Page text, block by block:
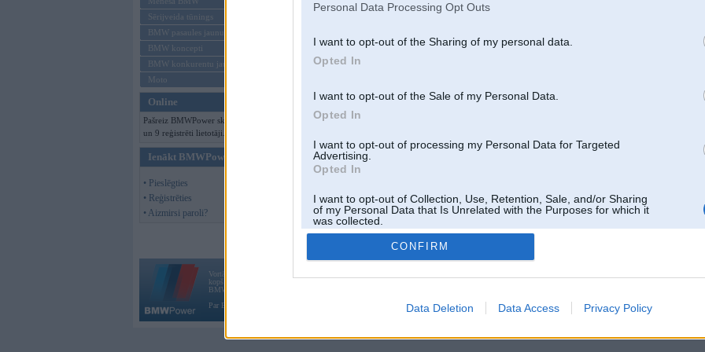
Personal Data Processing Opt Outs
I want to opt-out of the Sharing of my personal data.
Opted In
I want to opt-out of the Sale of my Personal Data.
Opted In
I want to opt-out of processing my Personal Data for Targeted
Advertising.
Opted In
I want to opt-out of Collection, Use, Retention, Sale, and/or Sharing
of my Personal Data that Is Unrelated with the Purposes for which it
was collected.
Opted Out
CONFIRM
Data Deletion Data Access Privacy Policy
Sērijveida tūnings
BMW pasaules jaunumi
BMW koncepti
BMW konkurentu jaunumi
Moto
Online
Pašreiz BMWPower skatās 97 viesi
un 9 reģistrēti lietotāji.
Ienākt BMWPower
• Pieslēgties
• Reģistrēties
• Aizmirsi paroli?
Vortāls BMWPower.lv darbojas
kopš 2002. gada 14. maija. Tas nav auto klubs un nav saistīts ar
BMW AG.
Par BMWPower